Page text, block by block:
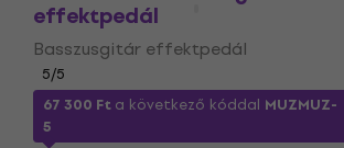
effektpedál
Basszusgitár effektpedál
5/5
67 300 Fta következő kóddal MUZMUZ-
5